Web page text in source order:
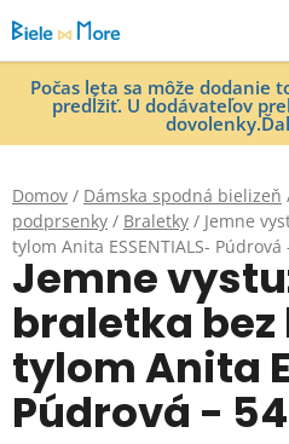
na
obsah
Počas leta sa môže dodanie
predĺžiť. U dodávateľov
Domov / Dámska spodná bielizeň
podprsenky / Braletky / Jemne
tylom Anita ESSENTIALS- Púdrová
Jemne
braletka bez
tylom Anita
Púdrová -